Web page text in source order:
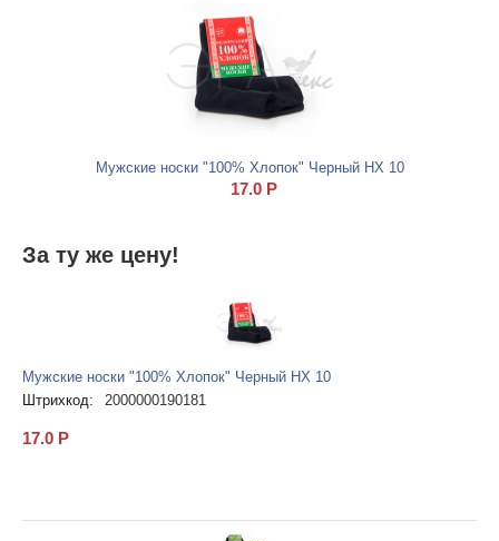
Мужские носки "100% Хлопок" Черный НХ 10
17.0 Р
За ту же цену!
Мужские носки "100% Хлопок" Черный НХ 10
Штрихкод:
2000000190181
17.0 Р